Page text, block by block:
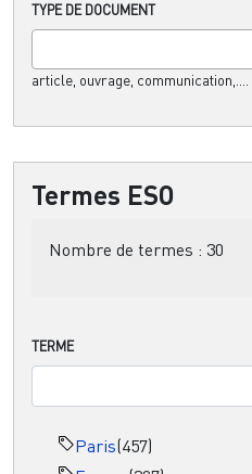
TYPE DE DOCUMENT
article, ouvrage, communication,....
Termes ESO
Nombre de termes : 30
TERME
Paris(457)